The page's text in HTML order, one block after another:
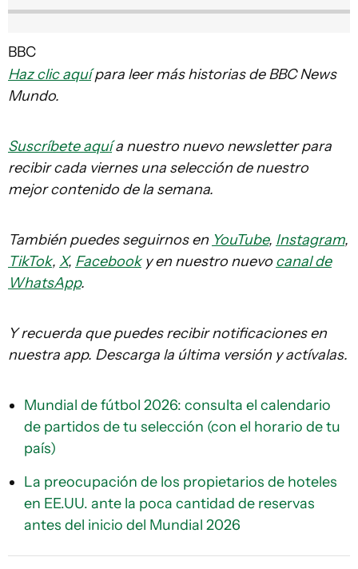
BBC
Haz clic aquípara leer más historias de BBC News
Mundo.
Suscríbete aquía nuestro nuevo newsletter para
recibir cada viernes una selección de nuestro
mejor contenido de la semana.
También puedes seguirnos en YouTube, Instagram,
TikTok, X, Facebooky en nuestro nuevo canal de
WhatsApp.
Y recuerda que puedes recibir notificaciones en
nuestra app. Descarga la última versión y actívalas.
Mundial de fútbol 2026: consulta el calendario
de partidos de tu selección (con el horario de tu
país)
La preocupación de los propietarios de hoteles
en EE.UU. ante la poca cantidad de reservas
antes del inicio del Mundial 2026